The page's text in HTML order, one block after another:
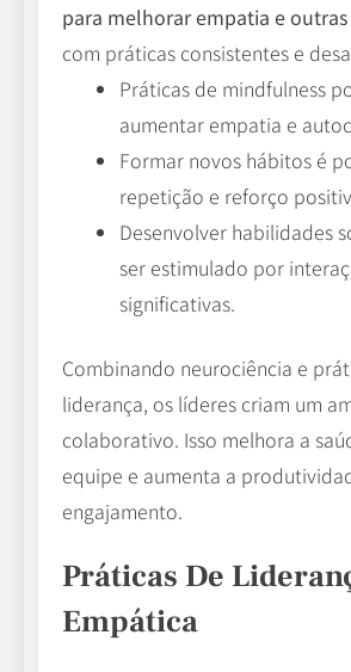
para melhorar empatia e
com práticas consistentes e
Práticas de mindfulness
aumentar empatia e
Formar novos hábitos é
repetição e reforço
Desenvolver habilidades
ser estimulado por
significativas.
Combinando neurociência e
liderança, os líderes criam um
colaborativo. Isso melhora a
equipe e aumenta a
engajamento.
Práticas De
Empática